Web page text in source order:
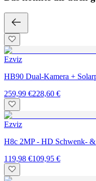
Ezviz
HB90 Dual-Kamera +
259,99 €228,60 €
Ezviz
H8c 2MP - HD Schwenk-
119,98 €109,95 €